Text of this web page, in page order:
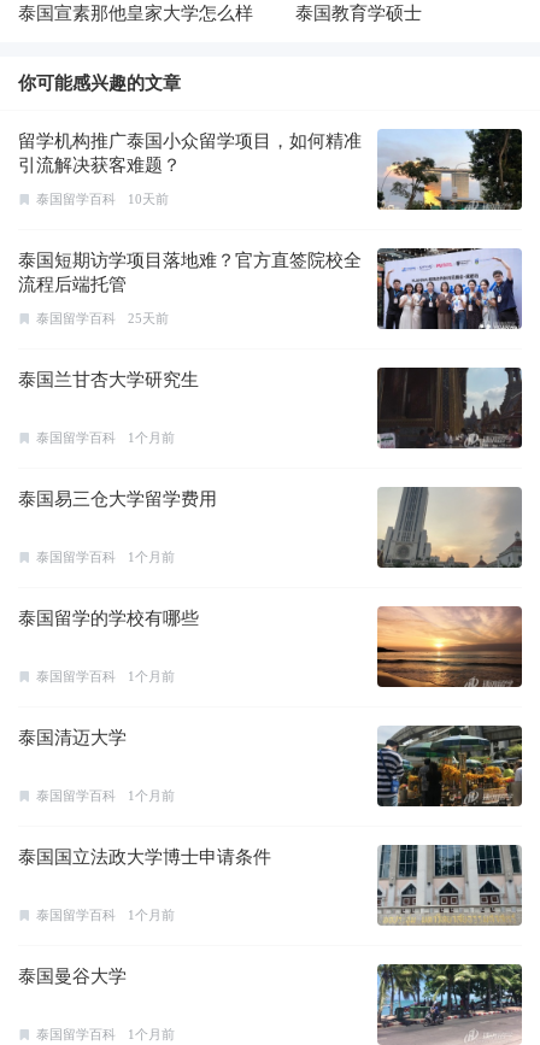
泰国宣素那他皇家大学怎么样 泰国教育学硕士
你可能感兴趣的文章
留学机构推广泰国小众留学项目，如何精准
引流解决获客难题？
泰国留学百科 10天前
泰国短期访学项目落地难？官方直签院校全
流程后端托管
泰国留学百科 25天前
泰国兰甘杏大学研究生
泰国留学百科 1个月前
泰国易三仓大学留学费用
泰国留学百科 1个月前
泰国留学的学校有哪些
泰国留学百科 1个月前
泰国清迈大学
泰国留学百科 1个月前
泰国国立法政大学博士申请条件
泰国留学百科 1个月前
泰国曼谷大学
泰国留学百科 1个月前